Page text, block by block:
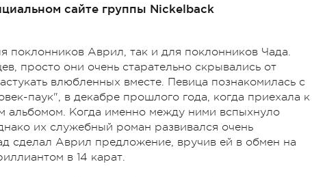
сайте группы Nickelback
поклонников Аврил, так и для поклонников Чада.
просто они очень старательно скрывались от
влюбленных вместе. Певица познакомилась с
паук", в декабре прошлого года, когда приехала к
альбомом. Когда именно между ними вспыхнуло
их служебный роман развивался очень
сделал Аврил предложение, вручив ей в обмен на
в 14 карат.